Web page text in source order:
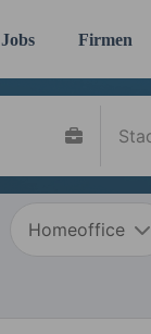
Jobs Firmen
Homeoffice